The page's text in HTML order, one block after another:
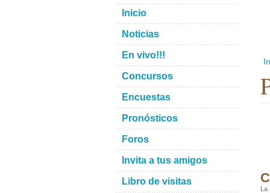
La
Inicio
Noticias
En vivo!!!
Concursos
Encuestas
Pronósticos
Foros
Invita a tus amigos
Libro de visitas